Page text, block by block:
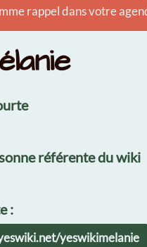
rappel dans votre
référente du wiki
:
yeswikimelanie